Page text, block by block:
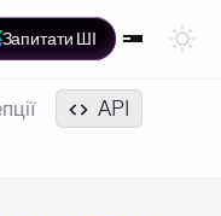
Запитати ШІ
API